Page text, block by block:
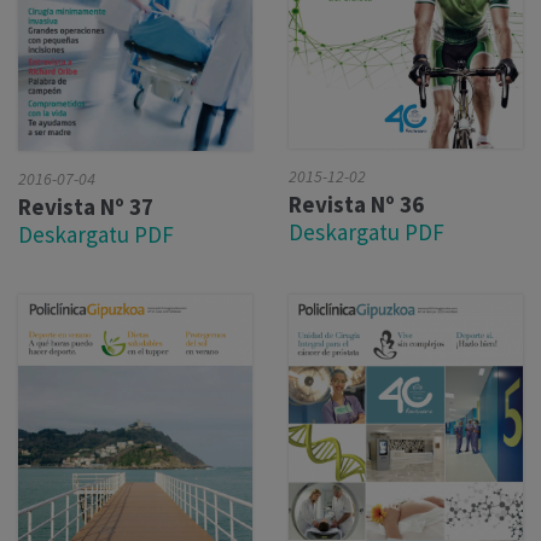
2016-07-04
Revista Nº 37
Deskargatu PDF
2015-12-02
Revista Nº 36
Deskargatu PDF